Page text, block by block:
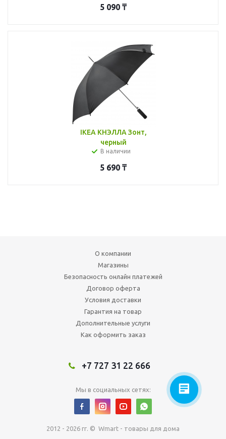
5 090 ₸
IKEA КНЭЛЛА Зонт,
черный
В наличии
5 690 ₸
О компании
Магазины
Безопасность онлайн платежей
Договор оферта
Условия доставки
Гарантия на товар
Дополнительные услуги
Как оформить заказ
+7 727 31 22 666
Мы в социальных сетях:
2012 - 2026 гг. © Wmart - товары для дома